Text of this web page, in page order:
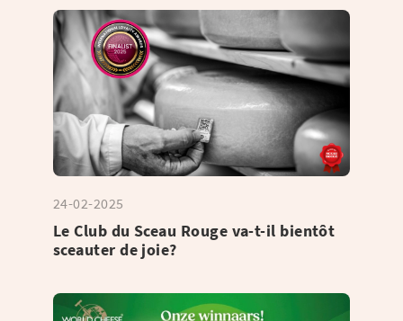
24-02-2025
Le Club du Sceau Rouge va-t-il bientôt
sceauter de joie?